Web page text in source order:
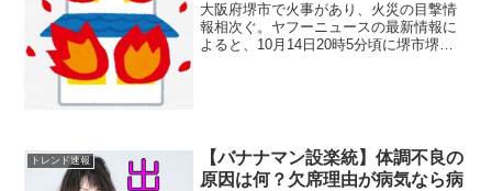
大阪府堺市で火事があり、火災の目撃情
報相次ぐ。ヤフーニュースの最新情報に
よると、10月14日20時5分頃に堺市堺区
トレンド速報
【バナナマン設楽統】体調不良の
原因は何？欠席理由が病気なら病